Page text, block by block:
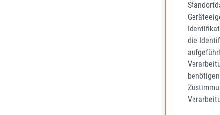
ARIVO
165/
die